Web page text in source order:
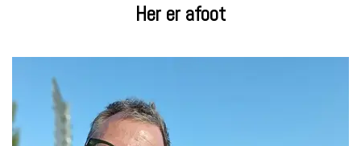
Her er afoot